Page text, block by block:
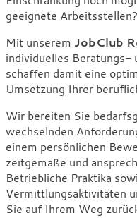
geeignete Arbeitsstellen?
Mit unserem JobClub
individuelles Beratungs-
schaffen damit eine
Umsetzung Ihrer
Wir bereiten Sie
wechselnden
einem persönlichen
zeitgemäße und
Betriebliche Praktika
Vermittlungsaktivitäten
Sie auf Ihrem Weg